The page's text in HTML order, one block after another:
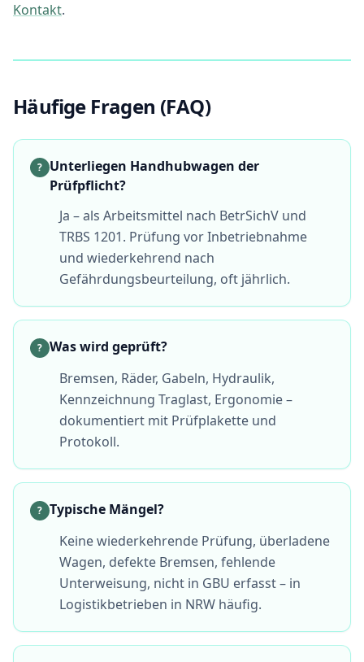
Kontakt.
Häufige Fragen (FAQ)
? Unterliegen Handhubwagen der
Prüfpflicht?
Ja – als Arbeitsmittel nach BetrSichV und
TRBS 1201. Prüfung vor Inbetriebnahme
und wiederkehrend nach
Gefährdungsbeurteilung, oft jährlich.
? Was wird geprüft?
Bremsen, Räder, Gabeln, Hydraulik,
Kennzeichnung Traglast, Ergonomie –
dokumentiert mit Prüfplakette und
Protokoll.
? Typische Mängel?
Keine wiederkehrende Prüfung, überladene
Wagen, defekte Bremsen, fehlende
Unterweisung, nicht in GBU erfasst – in
Logistikbetrieben in NRW häufig.